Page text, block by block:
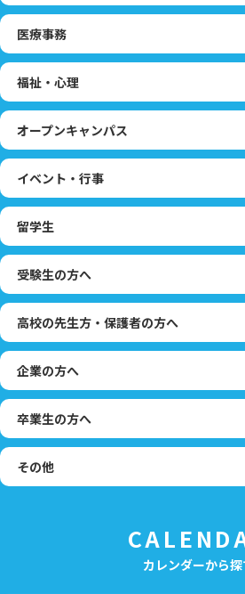
医療事務
福祉・心理
オープンキャンパス
イベント・行事
留学生
受験生の方へ
高校の先生方・保護者の方へ
企業の方へ
卒業生の方へ
その他
カレンダーから探